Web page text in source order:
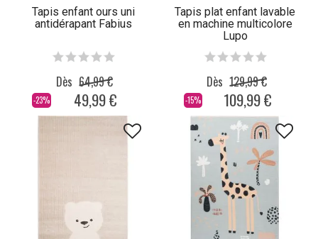
Tapis enfant ours uni
antidérapant Fabius
-23%
Dès 64,99 €
49,99 €
Tapis plat enfant lavable
en machine multicolore
Lupo
-15%
Dès 129,99 €
109,99 €